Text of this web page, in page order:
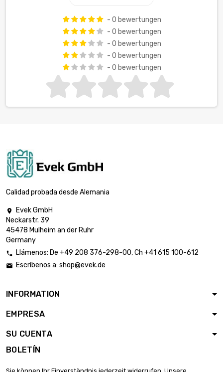
- 0 bewertungen
- 0 bewertungen
- 0 bewertungen
- 0 bewertungen
- 0 bewertungen
Calidad probada desde Alemania

Evek GmbH
Neckarstr. 39
45478 Mulheim an der Ruhr
Germany
 Llámenos: De +49 208 376-298-00, Ch +41 615 100-612
 Escríbenos a: shop@evek.de
INFORMATION
EMPRESA
SU CUENTA
BOLETÍN